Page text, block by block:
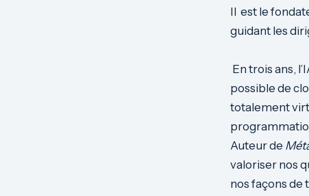
Il est le
guidant les
En trois ans,
possible de
totalement
Auteur de
valoriser nos
nos façons de